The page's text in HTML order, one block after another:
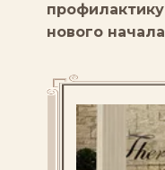
профилактику
нового начала